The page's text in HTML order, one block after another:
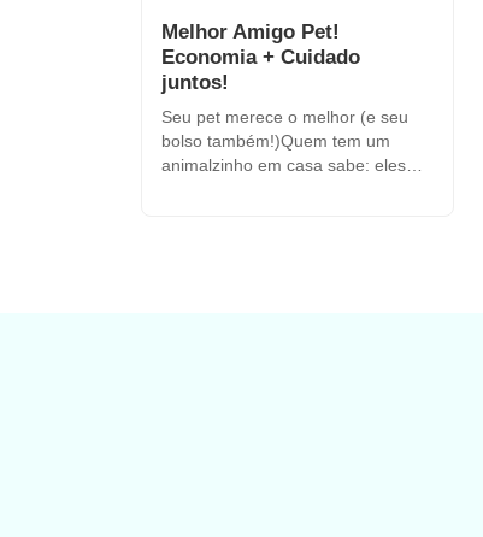
Melhor Amigo Pet!
Economia + Cuidado
juntos!
Seu pet merece o melhor (e seu
bolso também!)Quem tem um
animalzinho em casa sabe: eles